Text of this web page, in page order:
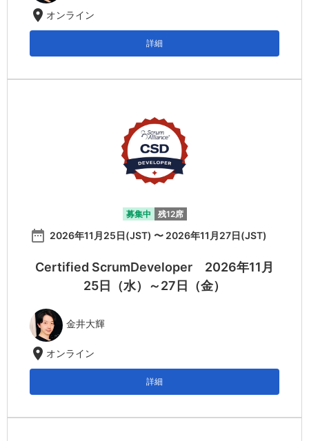
location_on オンライン
詳細
募集中 残12席
date_range 2026年11月25日(JST) 〜 2026年11月27日(JST)
Certified ScrumDeveloper 2026年11月
25日（水）～27日（金）
金井大輝
location_on オンライン
詳細